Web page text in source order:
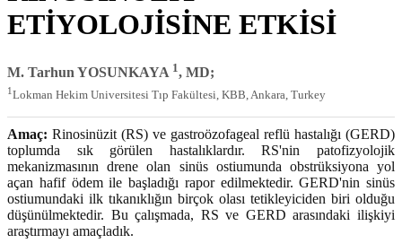
ETİYOLOJİSİNE ETKİSİ
M. Tarhun YOSUNKAYA 1, MD;
1 Lokman Hekim Universitesi Tıp Fakültesi, KBB, Ankara, Turkey
Amaç: Rinosinüzit (RS) ve gastroözofageal reflü hastalığı (GERD)
toplumda sık görülen hastalıklardır. RS'nin patofizyolojik
mekanizmasının drene olan sinüs ostiumunda obstrüksiyona yol
açan hafif ödem ile başladığı rapor edilmektedir. GERD'nin sinüs
ostiumundaki ilk tıkanıklığın birçok olası tetikleyiciden biri olduğu
düşünülmektedir. Bu çalışmada, RS ve GERD arasındaki ilişkiyi
araştırmayı amaçladık.